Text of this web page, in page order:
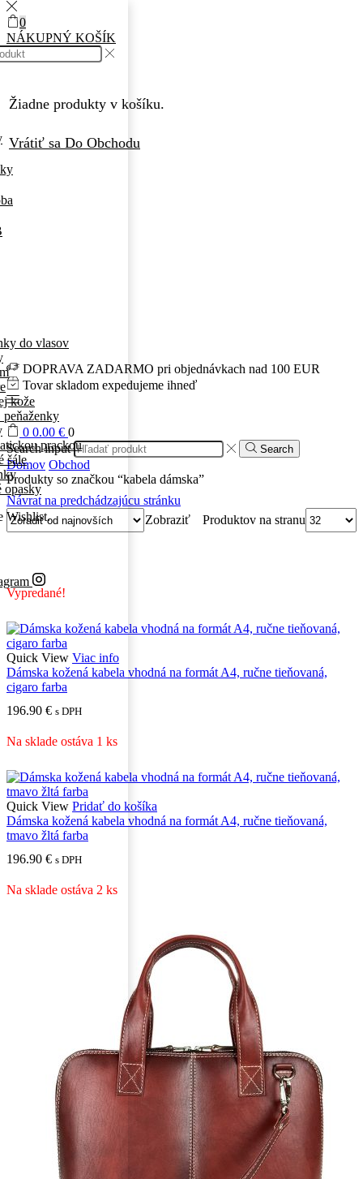
DOPRAVA ZADARMO pri objednávkach nad 100 EUR
Tovar skladom expedujeme ihneď
do vlasov
kože
prackou
šále
opasky
Wishlist.
0 0.00 € 0
0
NÁKUPNÝ KOŠÍK
Žiadne produkty v košíku.
Vrátiť sa Do Obchodu
Search input Search
Domov Obchod
Produkty so značkou “kabela dámska”
Návrat na predchádzajúcu stránku
Zobraziť
Produktov na stranu
Vypredané!
Quick View Viac info
Dámska kožená kabela vhodná na formát A4, ručne tieňovaná,
cigaro farba
196.90 € s DPH
Na sklade ostáva 1 ks
Quick View Pridať do košíka
Dámska kožená kabela vhodná na formát A4, ručne tieňovaná,
tmavo žltá farba
196.90 € s DPH
Na sklade ostáva 2 ks